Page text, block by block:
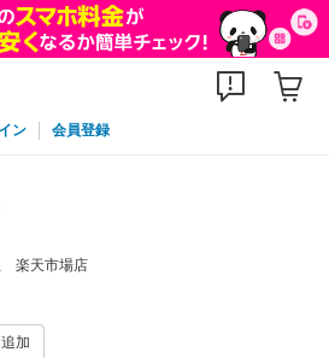
ン 会員登録
楽天市場店
加